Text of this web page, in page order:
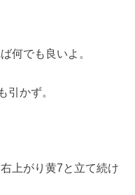
何でも良いよ。
引かず。
上がり黄7と立て続け